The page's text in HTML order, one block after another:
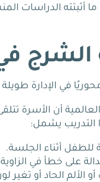
ما أثبتته
في الإدارة طويلة
أن الأسرة تتلقى
التدريب يشمل:
أثناء الجلسة.
على خطأ في
أو الألم الحاد أو تغير